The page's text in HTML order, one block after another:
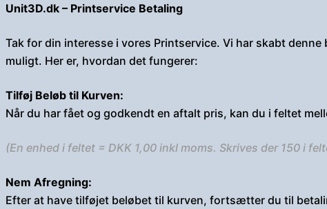
Unit3D.dk – Printservice Betaling
Tak for din interesse i vores Printservice. Vi har skabt
muligt. Her er, hvordan det fungerer:
Tilføj Beløb til Kurven:
Når du har fået og godkendt en aftalt pris, kan du i feltet
(En enhed i feltet = DKK 1,00 inkl moms. Skrives der 150 i
Nem Afregning:
Efter at have tilføjet beløbet til kurven, fortsætter du til